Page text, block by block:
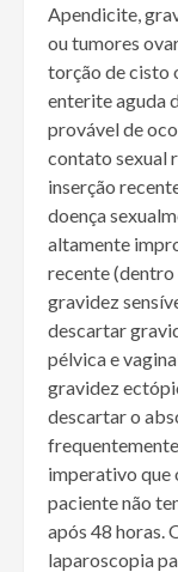
Apendicite,
ou tumores
torção de cisto
enterite aguda
provável de
contato sexual
inserção
doença
altamente
recente (dentro
gravidez
descartar
pélvica e
gravidez
descartar o
imperativo que
paciente não
após 48 horas.
laparoscopia